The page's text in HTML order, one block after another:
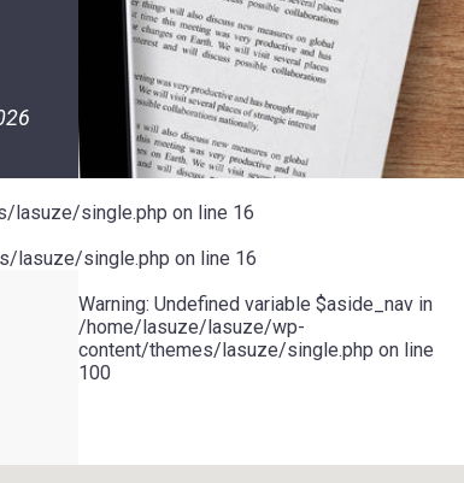
lasuze/single.php on line 16
lasuze/single.php on line 16
Warning: Undefined variable $aside_nav in
/home/lasuze/lasuze/wp-
content/themes/lasuze/single.php on line
100